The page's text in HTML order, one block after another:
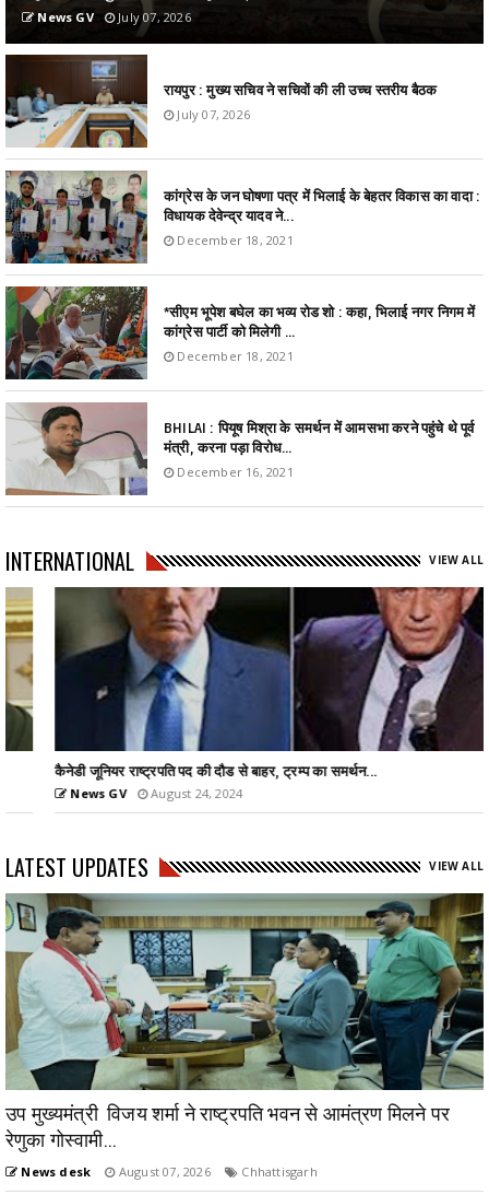
News GV July 07, 2026
रायपुर : मुख्य सचिव ने सचिवों की ली उच्च स्तरीय बैठक
July 07, 2026
कांग्रेस के जन घोषणा पत्र में भिलाई के बेहतर विकास का वादा :
विधायक देवेन्द्र यादव ने...
December 18, 2021
*सीएम भूपेश बघेल का भव्य रोड शो : कहा, भिलाई नगर निगम में
कांग्रेस पार्टी को मिलेगी ...
December 18, 2021
BHILAI : पियूष मिश्रा के समर्थन में आमसभा करने पहुंचे थे पूर्व
मंत्री, करना पड़ा विरोध...
December 16, 2021
INTERNATIONAL VIEW ALL
कैनेडी जूनियर राष्ट्रपति पद की दौड से बाहर, ट्रम्प का समर्थन...
News GV August 24, 2024
LATEST UPDATES VIEW ALL
उप मुख्यमंत्री विजय शर्मा ने राष्ट्रपति भवन से आमंत्रण मिलने पर
रेणुका गोस्वामी...
News desk August 07, 2026 Chhattisgarh